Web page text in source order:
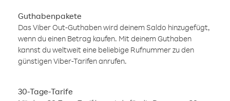
Guthabenpakete
Das Viber Out-Guthaben wird deinem Saldo hinzugefügt,
wenn du einen Betrag kaufen. Mit deinem Guthaben
kannst du weltweit eine beliebige Rufnummer zu den
günstigen Viber-Tarifen anrufen.
30-Tage-Tarife